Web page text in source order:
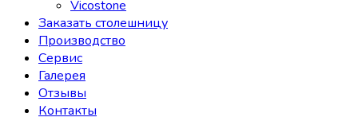
Vicostone
Заказать столешницу
Производство
Сервис
Галерея
Отзывы
Контакты